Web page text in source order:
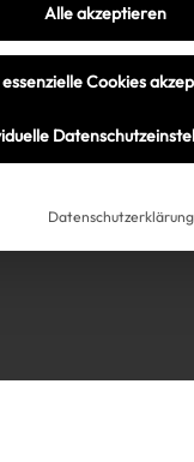
Über uns
Kooperationen
Instagram
Impressum
AGB
Alle akzeptieren
Cookies
Datenschutzerklärung